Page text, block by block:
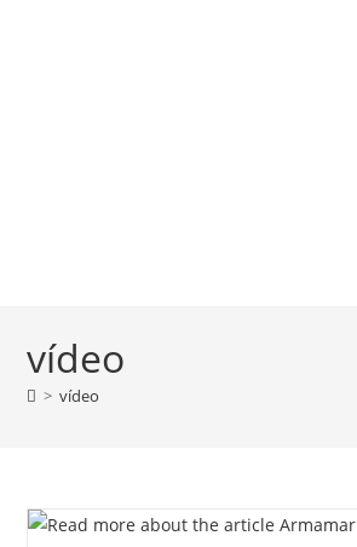
vídeo
> vídeo